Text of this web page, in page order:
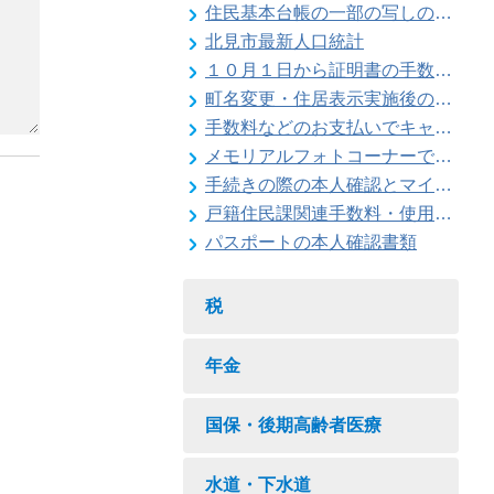
住民基本台帳の一部の写しの閲覧状況
北見市最新人口統計
１０月１日から証明書の手数料が変わります
町名変更・住居表示実施後の住所変更
手数料などのお支払いでキャッシュレス決済が利用できます
メモリアルフォトコーナーで記念撮影はいかがですか
手続きの際の本人確認とマイナンバーの確認にご協力ください
戸籍住民課関連手数料・使用料一覧
パスポートの本人確認書類
税
年金
国保・後期高齢者医療
水道・下水道